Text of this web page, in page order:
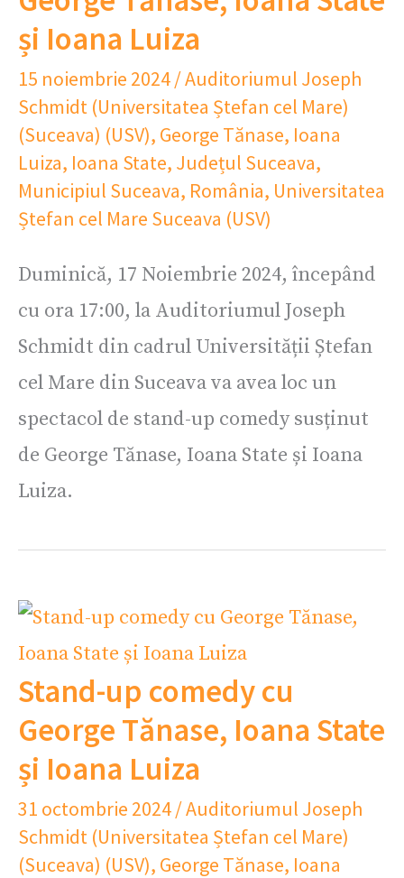
și Ioana Luiza
15 noiembrie 2024/Auditoriumul Joseph
Schmidt (Universitatea Ștefan cel Mare)
(Suceava) (USV), George Tănase, Ioana
Luiza, Ioana State, Județul Suceava,
Municipiul Suceava, România, Universitatea
Ștefan cel Mare Suceava (USV)
Duminică, 17 Noiembrie 2024, începând
cu ora 17:00, la Auditoriumul Joseph
Schmidt din cadrul Universității Ștefan
cel Mare din Suceava va avea loc un
spectacol de stand-up comedy susținut
de George Tănase, Ioana State și Ioana
Luiza.
Stand-up comedy cu
George Tănase, Ioana State
și Ioana Luiza
31 octombrie 2024/Auditoriumul Joseph
Schmidt (Universitatea Ștefan cel Mare)
(Suceava) (USV), George Tănase, Ioana